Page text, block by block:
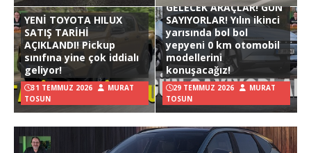
YENİ TOYOTA HILUX
SATIŞ TARİHİ
AÇIKLANDI! Pickup
sınıfına yine çok iddialı
geliyor!
31 TEMMUZ 2026
MURAT
TOSUN
GELECEK ARAÇLAR! GÜN
SAYIYORLAR! Yılın ikinci
yarısında bol bol
yepyeni 0 km otomobil
modellerini
konuşacağız!
29 TEMMUZ 2026
MURAT
TOSUN